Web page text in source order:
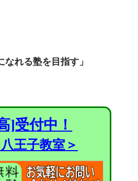
なれる塾を目指す」
]受付中！
王子教室＞